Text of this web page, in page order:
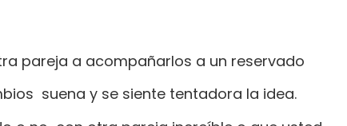
pareja a acompañarlos a un reservado
suena y se siente tentadora la idea.